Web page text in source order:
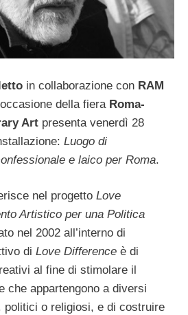
in collaborazione con RAM
della fiera Roma-
Art presenta venerdì 28
Luogo di
e laico per Roma.
nel progetto Love
Artistico per una Politica
nel 2002 all’interno di
di Love Difference è di
al fine di stimolare il
che appartengono a diversi
politici o religiosi, e di costruire